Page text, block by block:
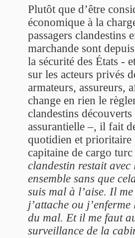
Plutôt que d’être
économique à la
passagers clandestins
marchande sont
la sécurité des États -
sur les acteurs privés
armateurs, assureurs,
change en rien le
clandestins
assurantielle –, il fait
quotidien et prioritaire
capitaine de cargo
clandestin restait
ensemble sans que
suis mal à l’aise. Il
j’attache ou
du mal. Et il me faut
surveillance de la